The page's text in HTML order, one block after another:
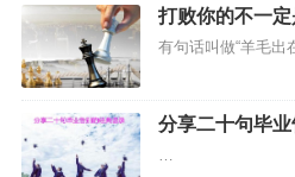
打败你的不一
个过路人
有句话叫做“羊毛
分享二十句毕
…